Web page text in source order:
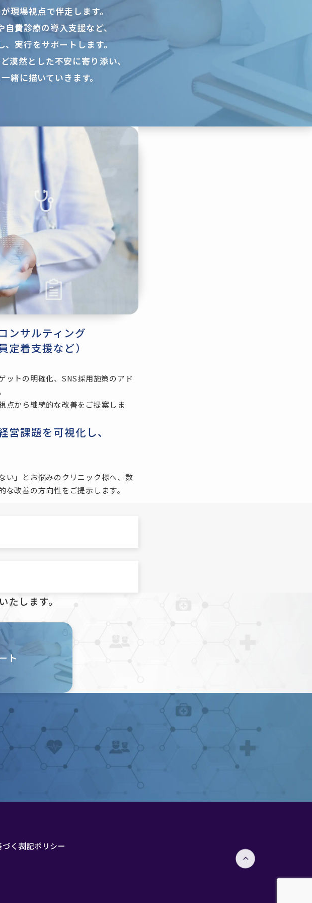
現場視点で伴走します。
費診療の導入支援など、
実行をサポートします。
漠然とした不安に寄り添い、
緒に描いていきます。
ンサルティング
定着支援など）
ットの明確化、SNS採用施策のアド
点から継続的な改善をご提案しま
営課題を可視化し、
い」とお悩みのクリニック様へ、数
改善の方向性をご提示します。
たします。
ト
づく表記ポリシー